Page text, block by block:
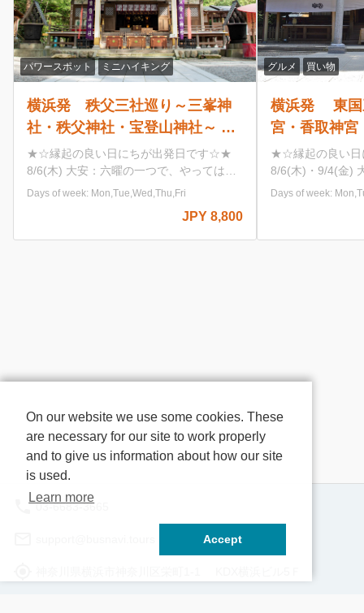
グルメ 買い物
横浜発 東国三社巡り～鹿島神
宮・香取神宮・息栖神社～ 関東
最大級のパワースポット神社巡
り 北総の小江戸「佐原」の自
由散策もオススメ♪
★☆縁起の良い日にちが出発日です☆★
8/6(木)・9/4(金) 大安：六曜の一つで、や
ってはいけないことが何もない日 9/14(月)
むとされる、最強の開運日 大安：六曜の
一つで、やってはいけないことが何もない
す。 10/19(月) 大安：六曜の一つで、やっ
金色の縞模様が金運の象徴とされ、寅の日
東国三社とは… 鹿島神宮・香取神宮・息
栖神社の3つの神社をまとめた呼び名で
す。 江戸時代、お伊勢参りに次いで広く
親しまれていた東国三社巡り。 茨城県と
在し、ご利益を授けてくれると言われてい
島神宮】 600社ほどある鹿島神社の総本
Days of week: Mon,Tue,Wed,Thu,Fri
JPY 8,980〜
グルメ 買い物
横浜発 山梨
桃を満喫！桃
スツアー♪ ～
信玄餅とクロ
題つき～
【河口湖 ハーブガ
に咲き誇るハーブ
と香りを全身で感
かも！ 【桔梗屋河口湖フラワーガーデ
の信玄餅詰め放題
題の袋のサイズは
【御坂農園グレー
駅です。4種(プレー
Days of week:
03-6683-3665
On our website we use some cookies. These
are necessary for our site to work properly
and to give us information about how our site
is used.
Learn more
Accept